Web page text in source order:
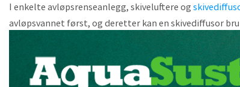
I enkelte avløpsrenseanlegg, skiveluftere og
avløpsvannet først, og deretter kan en skivediffusor